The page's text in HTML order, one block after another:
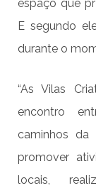
espaço que
E segundo
durante o
“As Vilas
encontro
caminhos
promover
locais,